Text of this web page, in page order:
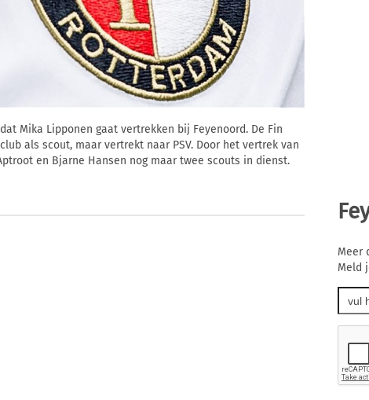
Mika Lipponen gaat vertrekken bij Feyenoord. De Fin
als scout, maar vertrekt naar PSV. Door het vertrek van
en Bjarne Hansen nog maar twee scouts in dienst.
Meer
Meld